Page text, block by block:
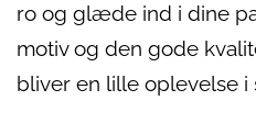
ro og glæde ind i dine
motiv og den gode
bliver en lille oplevelse i